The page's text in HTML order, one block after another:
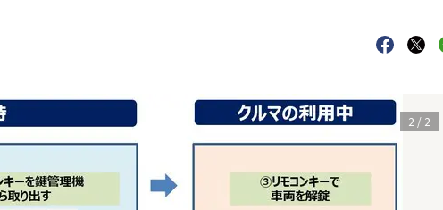
キーパーソン
女流本因坊戦
1 / 2